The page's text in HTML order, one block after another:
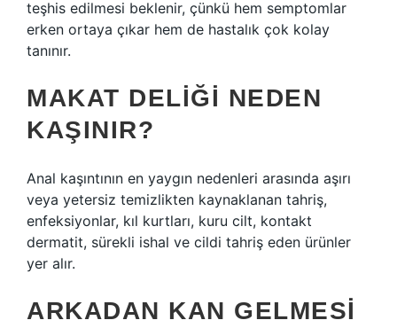
teşhis edilmesi beklenir, çünkü hem semptomlar
erken ortaya çıkar hem de hastalık çok kolay
tanınır.
MAKAT DELIĞI NEDEN
KAŞINIR?
Anal kaşıntının en yaygın nedenleri arasında aşırı
veya yetersiz temizlikten kaynaklanan tahriş,
enfeksiyonlar, kıl kurtları, kuru cilt, kontakt
dermatit, sürekli ishal ve cildi tahriş eden ürünler
yer alır.
ARKADAN KAN GELMESI